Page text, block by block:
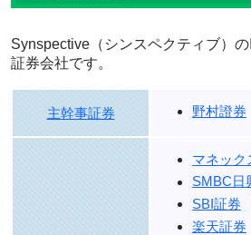
Synspective（シンスペクティブ）
証券会社です。
主幹事証券 野村證券
マネック
SMBC日
SBI証券
楽天証券